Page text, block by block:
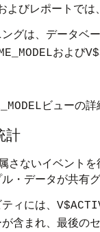
びレポートでは
グは、データベ
および
ビューの詳
計
さないイベント
・データが共有
ィには、
が含まれ、最後の